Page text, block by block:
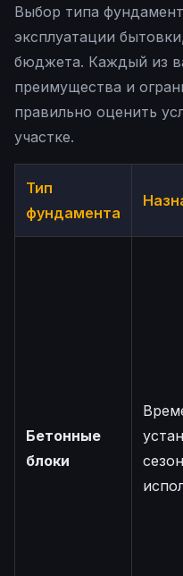
Выбор типа
эксплуатации
бюджета. Каждый из
преимущества и
правильно оценить
участке.
Тип
фундамента
Бетонные
блоки